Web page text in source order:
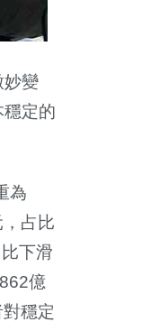
妙變
定的
為
占比
下滑
億
穩定